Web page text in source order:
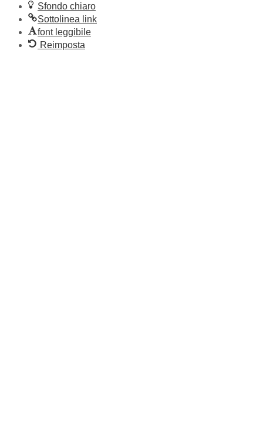
Sfondo chiaro
Sottolinea link
font leggibile
Reimposta